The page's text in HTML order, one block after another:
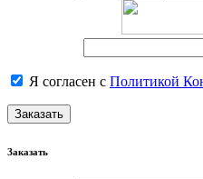
Я согласен с Политикой
Заказать
Заказать